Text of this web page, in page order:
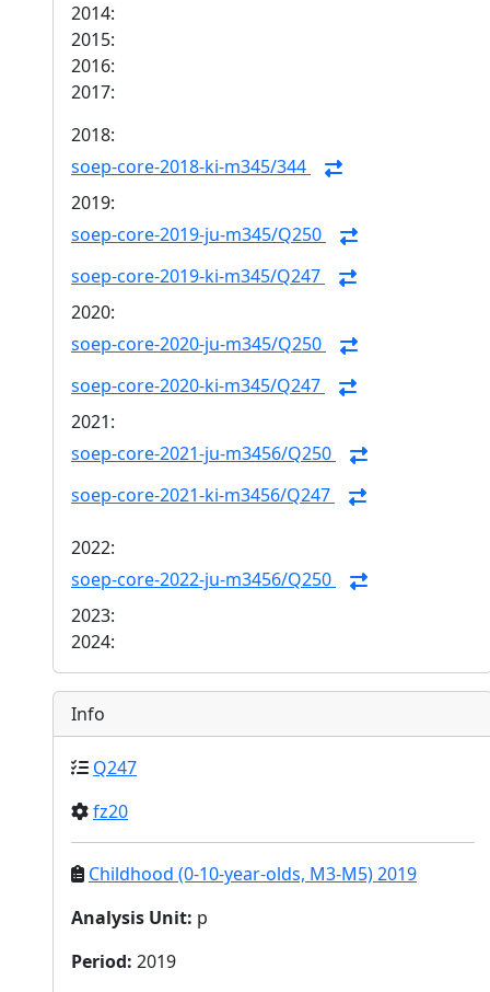
2014:
2015:
2016:
2017:
2018:
soep-core-2018-ki-m345/344
2019:
soep-core-2019-ju-m345/Q250
soep-core-2019-ki-m345/Q247
2020:
soep-core-2020-ju-m345/Q250
soep-core-2020-ki-m345/Q247
2021:
soep-core-2021-ju-m3456/Q250
soep-core-2021-ki-m3456/Q247
2022:
soep-core-2022-ju-m3456/Q250
2023:
2024:
Info
Q247
fz20
Childhood (0-10-year-olds, M3-M5) 2019
Analysis Unit: p
Period: 2019